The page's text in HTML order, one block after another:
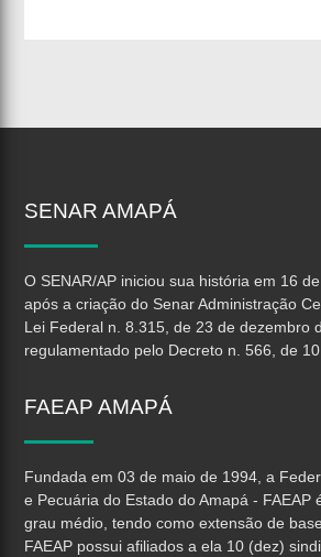
SENAR AMAPÁ
O SENAR/AP iniciou sua história em 16
após a criação do Senar Administração
Lei Federal n. 8.315, de 23 de dezembro
regulamentado pelo Decreto n. 566, de
FAEAP AMAPÁ
Fundada em 03 de maio de 1994, a
e Pecuária do Estado do Amapá - FAEAP
grau médio, tendo como extensão de
FAEAP possui afiliados a ela 10 (dez)